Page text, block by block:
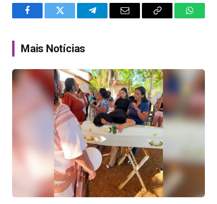
FacebookTwitter TelegramEmail
Copy
Mais Notícias